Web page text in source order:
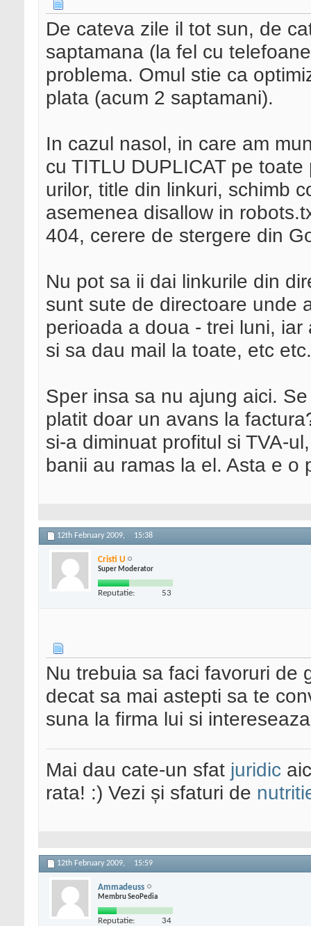
De cateva zile il tot sun, de
saptamana (la fel cu
problema. Omul stie ca
plata (acum 2 saptamani).
In cazul nasol, in care am
cu TITLU DUPLICAT pe
urilor, title din linkuri, schimb
asemenea disallow in
404, cerere de stergere din
Nu pot sa ii dai linkurile din
sunt sute de directoare unde
perioada a doua - trei luni,
si sa dau mail la toate, etc
Sper insa sa nu ajung aici.
platit doar un avans la
si-a diminuat profitul si TVA-
banii au ramas la el. Asta e o
12th February 2009, 15:38
Cristi U
Super Moderator
Reputatie: 53
Nu trebuia sa faci favoruri de
decat sa mai astepti sa te
suna la firma lui si
Mai dau cate-un sfat juridic
rata! :) Vezi și sfaturi de
12th February 2009, 15:59
Ammadeuss
Membru SeoPedia
Reputatie: 34